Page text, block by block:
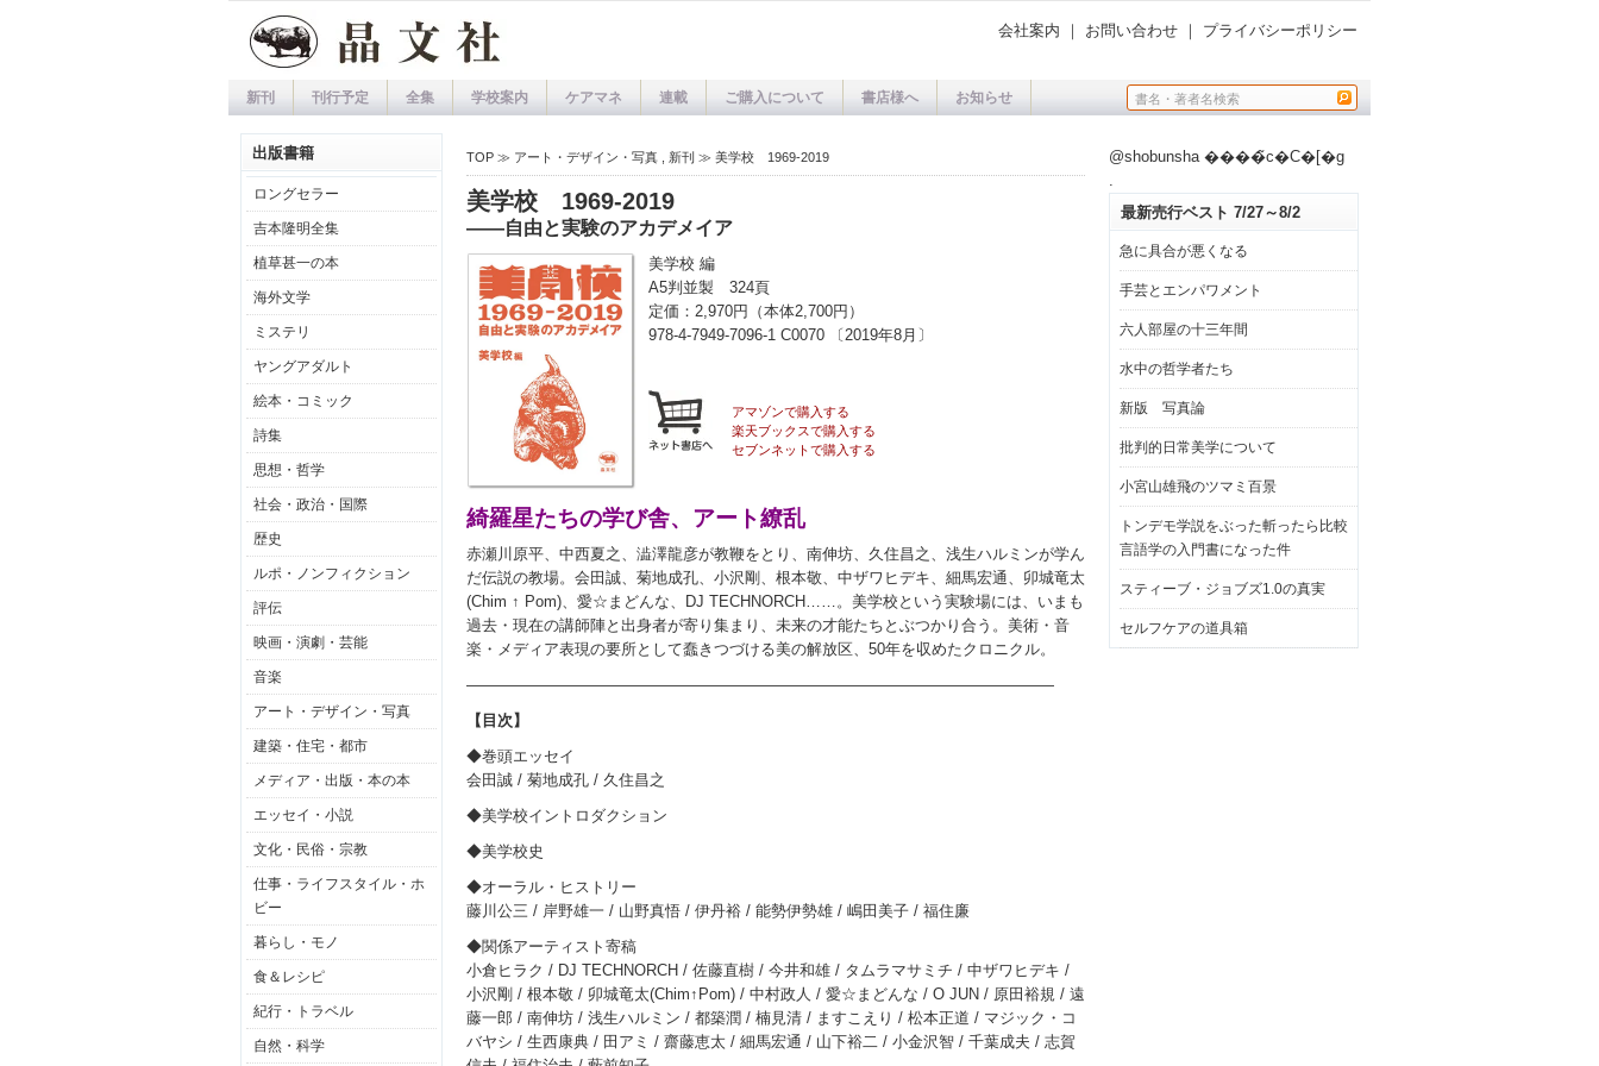
会社案内 ｜ お問い合わせ ｜ プライバシーポリシー
新刊 刊行予定 全集 学校案内 ケアマネ 連載 ご購入について 書店様へ お知らせ
出版書籍
ロングセラー
吉本隆明全集
植草甚一の本
海外文学
ミステリ
ヤングアダルト
絵本・コミック
詩集
思想・哲学
社会・政治・国際
歴史
ルポ・ノンフィクション
評伝
映画・演劇・芸能
音楽
アート・デザイン・写真
建築・住宅・都市
メディア・出版・本の本
エッセイ・小説
文化・民俗・宗教
仕事・ライフスタイル・ホ
ビー
暮らし・モノ
食＆レシピ
紀行・トラベル
自然・科学
TOP ≫ アート・デザイン・写真 新刊 ≫ 美学校 1969-2019
美学校 1969-2019
――自由と実験のアカデメイア
美学校 編
A5判並製 324頁
定価：2,970円（本体2,700円）
978-4-7949-7096-1 C0070 〔2019年8月〕
アマゾンで購入する
楽天ブックスで購入する
セブンネットで購入する
綺羅星たちの学び舎、アート繚乱
赤瀬川原平、中西夏之、澁澤龍彦が教鞭をとり、南伸坊、久住昌之、浅生ハルミンが学ん
だ伝説の教場。会田誠、菊地成孔、小沢剛、根本敬、中ザワヒデキ、細馬宏通、卯城竜太
(Chim ↑ Pom)、愛☆まどんな、DJ TECHNORCH……。美学校という実験場には、いまも
過去・現在の講師陣と出身者が寄り集まり、未来の才能たちとぶつかり合う。美術・音
楽・メディア表現の要所として蠢きつづける美の解放区、50年を収めたクロニクル。
――――――――――――――――――――――――――――――――――――――
【目次】
◆巻頭エッセイ
会田誠 / 菊地成孔 / 久住昌之
◆美学校イントロダクション
◆美学校史
◆オーラル・ヒストリー
藤川公三 / 岸野雄一 / 山野真悟 / 伊丹裕 / 能勢伊勢雄 / 嶋田美子 / 福住廉
◆関係アーティスト寄稿
小倉ヒラク / DJ TECHNORCH / 佐藤直樹 / 今井和雄 / タムラマサミチ / 中ザワヒデキ /
小沢剛 / 根本敬 / 卯城竜太(Chim↑Pom) / 中村政人 / 愛☆まどんな / O JUN / 原田裕規 / 遠
藤一郎 / 南伸坊 / 浅生ハルミン / 都築潤 / 楠見清 / ますこえり / 松本正道 / マジック・コ
バヤシ / 生西康典 / 田アミ / 齋藤恵太 / 細馬宏通 / 山下裕二 / 小金沢智 / 千葉成夫 / 志賀
@shobunsha ����̃c�C�[�g
.
最新売行ベスト 7/27～8/2
急に具合が悪くなる
手芸とエンパワメント
六人部屋の十三年間
水中の哲学者たち
新版 写真論
批判的日常美学について
小宮山雄飛のツマミ百景
トンデモ学説をぶった斬ったら比較
言語学の入門書になった件
スティーブ・ジョブズ1.0の真実
セルフケアの道具箱